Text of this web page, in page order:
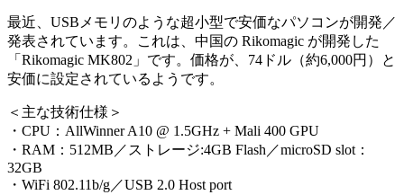
最近、USBメモリのような超小型で安価なパソコンが開発／
発表されています。これは、中国の Rikomagic が開発した
「Rikomagic MK802」です。価格が、74ドル（約6,000円）と
安価に設定されているようです。
＜主な技術仕様＞
・CPU：AllWinner A10 @ 1.5GHz + Mali 400 GPU
・RAM：512MB／ストレージ:4GB Flash／microSD slot：
32GB
・WiFi 802.11b/g／USB 2.0 Host port